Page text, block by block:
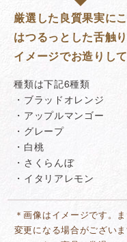
厳選した良質果実に
はつるっとした舌触
イメージでお造りして
種類は下記6種類
・ブラッドオレンジ
・アップルマンゴー
・グレープ
・白桃
・さくらんぼ
・イタリアレモン
＊画像はイメージです。
変更になる場合がございま